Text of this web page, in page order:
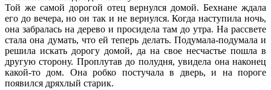
Той же самой дорогой отец вернулся домой. Бехнане ждала
его до вечера, но он так и не вернулся. Когда наступила ночь,
она забралась на дерево и просидела там до утра. На рассвете
стала она думать, что ей теперь делать. Подумала-подумала и
решила искать дорогу домой, да на свое несчастье пошла в
другую сторону. Проплутав до полудня, увидела она наконец
какой-то дом. Она робко постучала в дверь, и на пороге
появился дряхлый старик.